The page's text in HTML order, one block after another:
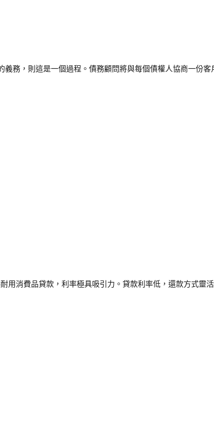
務，則這是一個過程。債務顧問將與每個債權人協商一份
消費品貸款，利率極具吸引力。貸款利率低，還款方式靈